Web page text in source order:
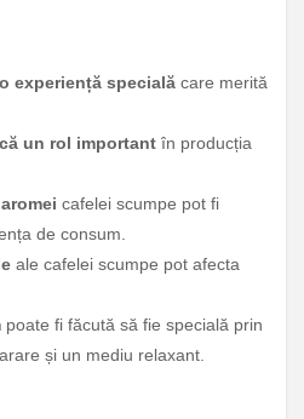
experiență specială care merită
un rol important în producția
cafelei scumpe pot fi
de consum.
ale cafelei scumpe pot afecta
poate fi făcută să fie specială prin
și un mediu relaxant.